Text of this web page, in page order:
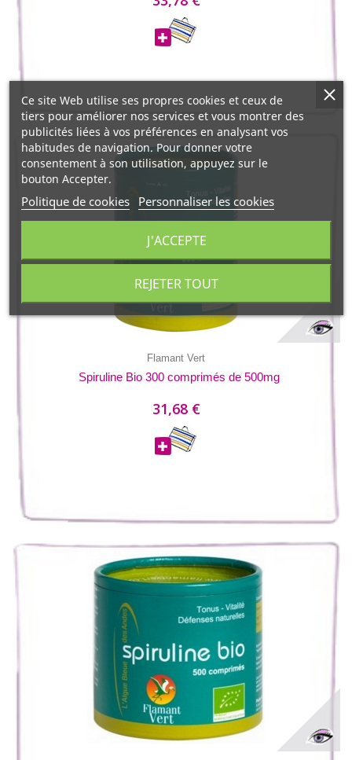
Flamant Vert
Spiruline Bio 300 comprimés de 500mg
31,68 €
Ce site Web utilise ses propres cookies et ceux de
tiers pour améliorer nos services et vous montrer des
publicités liées à vos préférences en analysant vos
habitudes de navigation. Pour donner votre
consentement à son utilisation, appuyez sur le
bouton Accepter.
Politique de cookies Personnaliser les cookies
REJETER TOUT
J'ACCEPTE